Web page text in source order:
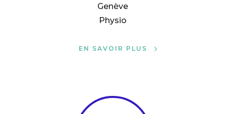
Genève
Physio
EN SAVOIR PLUS